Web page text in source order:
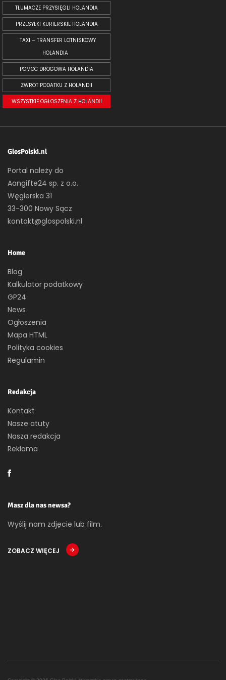
TŁUMACZE PRZYSIĘGLI HOLANDIA
PRZESYŁKI KURIERSKIE HOLANDIA
TAXI – TRANSFER LOTNISKOWY
HOLANDIA
POMOC DROGOWA HOLANDIA
ZWROT PODATKU Z HOLANDII
WSZYSTKIE OGŁOSZENIA Z HOLANDII
GlosPolski.nl
Portal należy do
Aangifte24 sp. z o.o.
Węgierska 31
33-300 Nowy Sącz
kontakt@glospolski.nl
Home
Blog
Kalkulator podatkowy
GP24
News
Ogłoszenia
Mapa HTML
Polityka cookies
Regulamin
Redakcja
Kontakt
Nasze atuty
Nasza redakcja
Reklama
Masz dla nas newsa?
Wyślij nam zdjęcie lub film.
ZOBACZ WIĘCEJ